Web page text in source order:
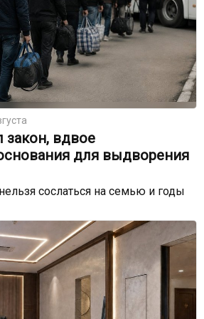
закон, вдвое
для выдворения
сослаться на семью и годы